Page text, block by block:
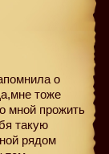
о
тоже
мной прожить
такую
рядом